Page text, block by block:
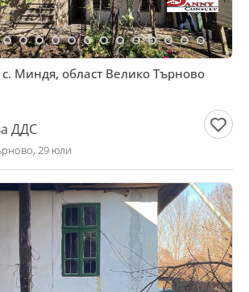
Миндя, област Велико Търново
ДДС
29 юли